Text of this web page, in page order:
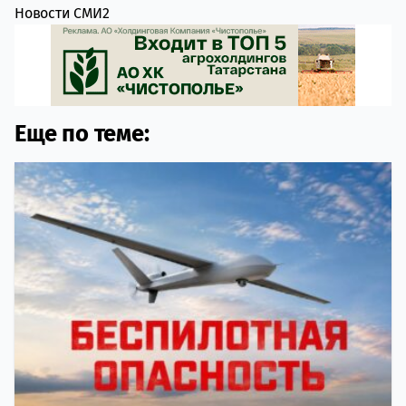
Новости СМИ2
Еще по теме: